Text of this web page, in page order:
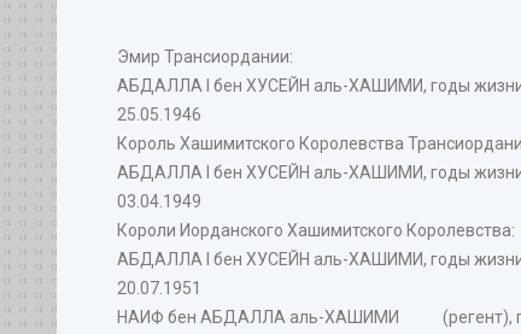
Эмир Трансиордании:
АБДАЛЛА I бен ХУСЕЙН аль-ХАШИМИ, годы жизни
25.05.1946
Король Хашимитского Королевства
АБДАЛЛА I бен ХУСЕЙН аль-ХАШИМИ, годы жизни
03.04.1949
Короли Иорданского Хашимитского Королевства:
АБДАЛЛА I бен ХУСЕЙН аль-ХАШИМИ, годы жизни
20.07.1951
НАИФ бен АБДАЛЛА аль-ХАШИМИ (регент),